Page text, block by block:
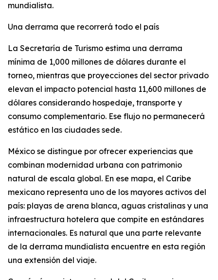
mundialista.
Una derrama que recorrerá todo el país
La Secretaría de Turismo estima una derrama
mínima de 1,000 millones de dólares durante el
torneo, mientras que proyecciones del sector privado
elevan el impacto potencial hasta 11,600 millones de
dólares considerando hospedaje, transporte y
consumo complementario. Ese flujo no permanecerá
estático en las ciudades sede.
México se distingue por ofrecer experiencias que
combinan modernidad urbana con patrimonio
natural de escala global. En ese mapa, el Caribe
mexicano representa uno de los mayores activos del
país: playas de arena blanca, aguas cristalinas y una
infraestructura hotelera que compite en estándares
internacionales. Es natural que una parte relevante
de la derrama mundialista encuentre en esta región
una extensión del viaje.